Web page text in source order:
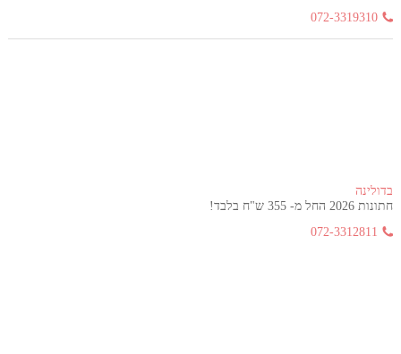
072-3319310
בדולינה
חתונות 2026 החל מ- 355 ש"ח בלבד!
072-3312811